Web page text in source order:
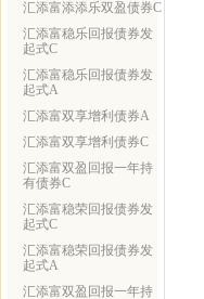
汇添富添添乐双盈债券C
汇添富稳乐回报债券发
起式C
汇添富稳乐回报债券发
起式A
汇添富双享增利债券A
汇添富双享增利债券C
汇添富双盈回报一年持
有债券C
汇添富稳荣回报债券发
起式C
汇添富稳荣回报债券发
起式A
汇添富双盈回报一年持